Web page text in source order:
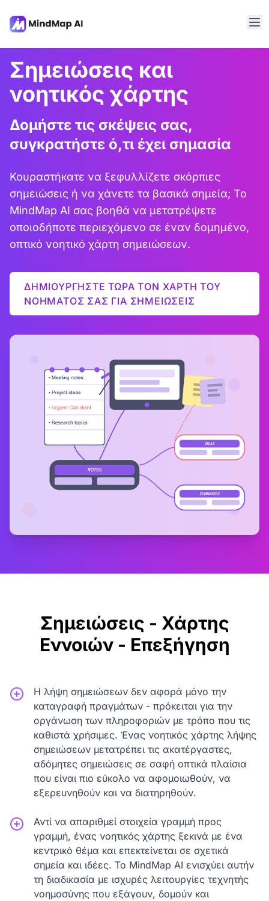
Σημειώσεις και
νοητικός χάρτης
Δομήστε τις σκέψεις σας,
συγκρατήστε ό,τι έχει σημασία
Κουραστήκατε να ξεφυλλίζετε σκόρπιες
σημειώσεις ή να χάνετε τα βασικά σημεία; Το
MindMap AI σας βοηθά να μετατρέψετε
οποιοδήποτε περιεχόμενο σε έναν δομημένο,
οπτικό νοητικό χάρτη σημειώσεων.
ΔΗΜΙΟΥΡΓΗΣΤΕ ΤΩΡΑ ΤΟΝ ΧΑΡΤΗ ΤΟΥ
ΝΟΗΜΑΤΟΣ ΣΑΣ ΓΙΑ ΣΗΜΕΙΩΣΕΙΣ
Σημειώσεις - Χάρτης
Εννοιών - Επεξήγηση
Η λήψη σημειώσεων δεν αφορά μόνο την
καταγραφή πραγμάτων - πρόκειται για την
οργάνωση των πληροφοριών με τρόπο που τις
καθιστά χρήσιμες. Ένας νοητικός χάρτης λήψης
σημειώσεων μετατρέπει τις ακατέργαστες,
αδόμητες σημειώσεις σε σαφή οπτικά πλαίσια
που είναι πιο εύκολο να αφομοιωθούν, να
εξερευνηθούν και να διατηρηθούν.
Αντί να απαριθμεί στοιχεία γραμμή προς
γραμμή, ένας νοητικός χάρτης ξεκινά με ένα
κεντρικό θέμα και επεκτείνεται σε σχετικά
σημεία και ιδέες. Το MindMap AI ενισχύει αυτήν
τη διαδικασία με ισχυρές λειτουργίες τεχνητής
νοημοσύνης που εξάγουν, δομούν και